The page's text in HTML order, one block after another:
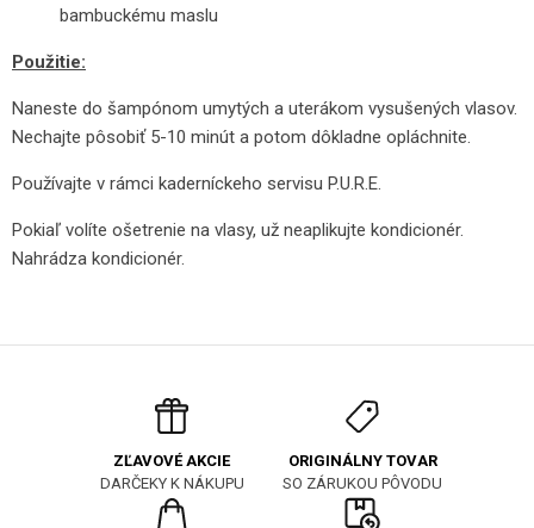
bambuckému maslu
Použitie:
Naneste do šampónom umytých a uterákom vysušených vlasov.
Nechajte pôsobiť 5-10 minút a potom dôkladne opláchnite.
Používajte v rámci kaderníckeho servisu P.U.R.E.
Pokiaľ volíte ošetrenie na vlasy, už neaplikujte kondicionér.
Nahrádza kondicionér.
ZĽAVOVÉ AKCIE
DARČEKY K NÁKUPU
ORIGINÁLNY TOVAR
SO ZÁRUKOU PÔVODU